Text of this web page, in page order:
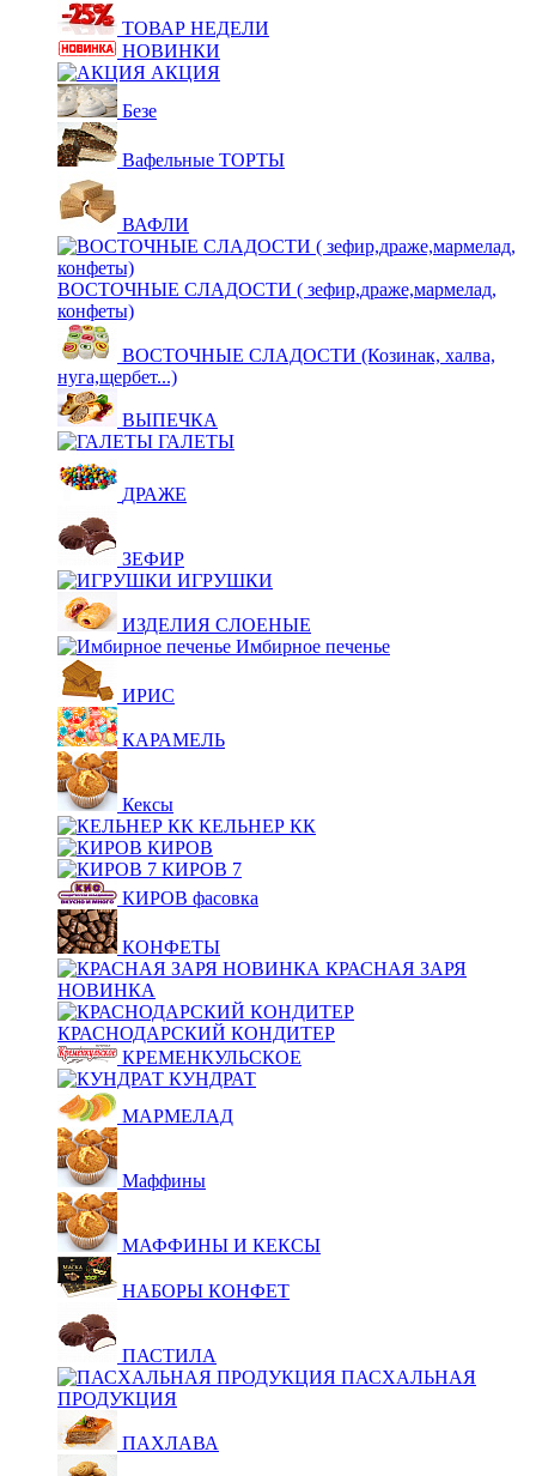
ТОВАР НЕДЕЛИ
НОВИНКИ
АКЦИЯ
Безе
Вафельные ТОРТЫ
ВАФЛИ
ВОСТОЧНЫЕ СЛАДОСТИ ( зефир,драже,мармелад,
конфеты)
ВОСТОЧНЫЕ СЛАДОСТИ (Козинак, халва,
нуга,щербет...)
ВЫПЕЧКА
ГАЛЕТЫ
ДРАЖЕ
ЗЕФИР
ИГРУШКИ
ИЗДЕЛИЯ СЛОЕНЫЕ
Имбирное печенье
ИРИС
КАРАМЕЛЬ
Кексы
КЕЛЬНЕР КК
КИРОВ
КИРОВ 7
КИРОВ фасовка
КОНФЕТЫ
КРАСНАЯ ЗАРЯ
НОВИНКА
КРАСНОДАРСКИЙ КОНДИТЕР
КРЕМЕНКУЛЬСКОЕ
КУНДРАТ
МАРМЕЛАД
Маффины
МАФФИНЫ И КЕКСЫ
НАБОРЫ КОНФЕТ
ПАСТИЛА
ПАСХАЛЬНАЯ
ПРОДУКЦИЯ
ПАХЛАВА